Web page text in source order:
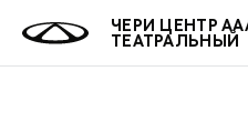
ЧЕРИ ЦЕНТР
ТЕАТРАЛЬНЫЙ